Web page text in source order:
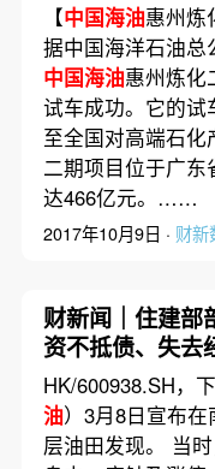
【中国海油惠州炼
据中国海洋石油总
中国海油惠州炼化
试车成功。它的试
至全国对高端石
二期项目位于广
达466亿元。……
2017年10月9日 · 财新
财新闻｜住建部
资不抵债、失去
房企，该破产破
重组
HK/600938.SH，
油）3月8日宣布
层油田发现。 当时